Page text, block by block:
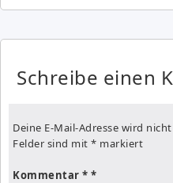
Schreibe einen
Deine E-Mail-Adresse wird
Felder sind mit * markiert
Kommentar *